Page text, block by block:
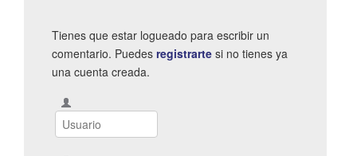
Tienes que estar logueado para escribir un
comentario. Puedes registrarte si no tienes ya
una cuenta creada.